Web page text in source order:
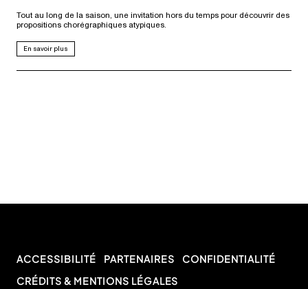
Tout au long de la saison, une invitation hors du temps pour découvrir des
propositions chorégraphiques atypiques.
En savoir plus
ACCESSIBILITÉ PARTENAIRES
CONFIDENTIALITÉ
CRÉDITS & MENTIONS LÉGALES